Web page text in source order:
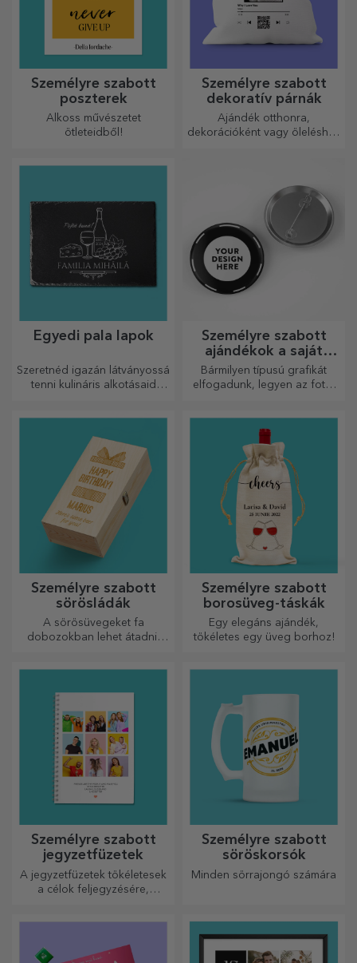
Személyre szabott
poszterek
Alkoss művészetet
ötleteidből!
Személyre szabott
dekoratív párnák
Ajándék otthonra,
dekorációként vagy öleléshez
Egyedi pala lapok
Szeretnéd igazán látványossá
tenni kulináris alkotásaid
Személyre szabott
ajándékok a saját
grafikáiddal
Bármilyen típusú grafikát
elfogadunk, legyen az fotó,
kívánt ajándékot!
Személyre szabott
sörösládák
A sörösüvegeket fa
dobozokban lehet átadni,
Személyre szabott
borosüveg-táskák
Egy elegáns ajándék,
tökéletes egy üveg borhoz!
Személyre szabott
jegyzetfüzetek
A jegyzetfüzetek tökéletesek
a célok feljegyzésére,
Személyre szabott
söröskorsók
Minden sörrajongó számára